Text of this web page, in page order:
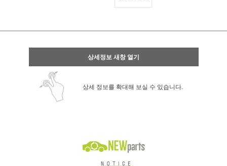
상세정보 새창 열기
상세 정보를 확대해 보실 수 있습니다.